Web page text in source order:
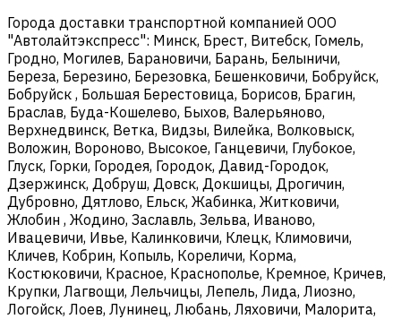
Города доставки транспортной компанией ООО
"Автолайтэкспресс": Минск, Брест, Витебск, Гомель,
Гродно, Могилев, Барановичи, Барань, Белыничи,
Береза, Березино, Березовка, Бешенковичи, Бобруйск,
Бобруйск , Большая Берестовица, Борисов, Брагин,
Браслав, Буда-Кошелево, Быхов, Валерьяново,
Верхнедвинск, Ветка, Видзы, Вилейка, Волковыск,
Воложин, Вороново, Высокое, Ганцевичи, Глубокое,
Глуск, Горки, Городея, Городок, Давид-Городок,
Дзержинск, Добруш, Довск, Докшицы, Дрогичин,
Дубровно, Дятлово, Ельск, Жабинка, Житковичи,
Жлобин , Жодино, Заславль, Зельва, Иваново,
Ивацевичи, Ивье, Калинковичи, Клецк, Климовичи,
Кличев, Кобрин, Копыль, Кореличи, Корма,
Костюковичи, Красное, Краснополье, Кремное, Кричев,
Крупки, Лагвощи, Лельчицы, Лепель, Лида, Лиозно,
Логойск, Лоев, Лунинец, Любань, Ляховичи, Малорита,